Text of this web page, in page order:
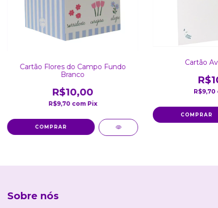
Cartão Flores do Campo Fundo
Branco
R$10,00
R$9,70 com Pix
Cartão
R$9,70
Sobre nós